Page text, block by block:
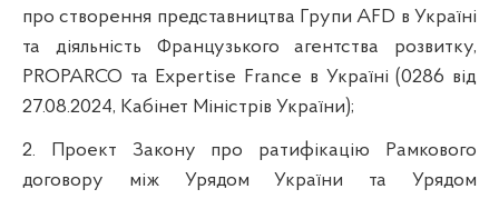
про створення представництва Групи AFD в Україні
та діяльність Французького агентства розвитку,
PROPARCO та Expertise France в Україні (0286 від
27.08.2024, Кабінет Міністрів України);
2. Проект Закону про ратифікацію Рамкового
договору між Урядом України та Урядом